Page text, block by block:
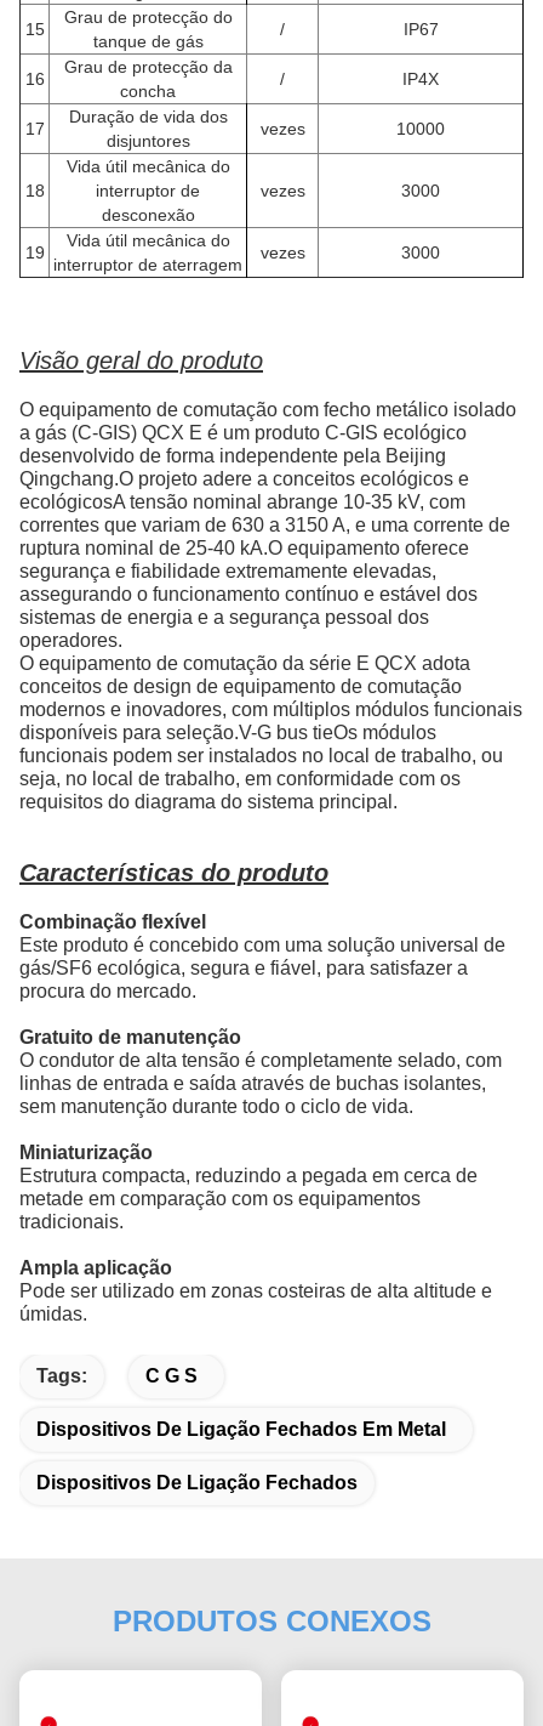
15
Grau de protecção do
tanque de gás
/ IP67
16
Grau de protecção da
concha
/ IP4X
17
Duração de vida dos
disjuntores
vezes 10000
18
Vida útil mecânica do
interruptor de
desconexão
vezes 3000
19
Vida útil mecânica do
interruptor de aterragem
vezes 3000
Visão geral do produto
O equipamento de comutação com fecho metálico isolado
a gás (C-GIS) QCX E é um produto C-GIS ecológico
desenvolvido de forma independente pela Beijing
Qingchang.O projeto adere a conceitos ecológicos e
ecológicosA tensão nominal abrange 10-35 kV, com
correntes que variam de 630 a 3150 A, e uma corrente de
ruptura nominal de 25-40 kA.O equipamento oferece
segurança e fiabilidade extremamente elevadas,
assegurando o funcionamento contínuo e estável dos
sistemas de energia e a segurança pessoal dos
operadores.
O equipamento de comutação da série E QCX adota
conceitos de design de equipamento de comutação
modernos e inovadores, com múltiplos módulos funcionais
disponíveis para seleção.V-G bus tieOs módulos
funcionais podem ser instalados no local de trabalho, ou
seja, no local de trabalho, em conformidade com os
requisitos do diagrama do sistema principal.
Características do produto
Combinação flexível
Este produto é concebido com uma solução universal de
gás/SF6 ecológica, segura e fiável, para satisfazer a
procura do mercado.
Gratuito de manutenção
O condutor de alta tensão é completamente selado, com
linhas de entrada e saída através de buchas isolantes,
sem manutenção durante todo o ciclo de vida.
Miniaturização
Estrutura compacta, reduzindo a pegada em cerca de
metade em comparação com os equipamentos
tradicionais.
Ampla aplicação
Pode ser utilizado em zonas costeiras de alta altitude e
úmidas.
Tags: C G S
Dispositivos De Ligação Fechados Em Metal
Dispositivos De Ligação Fechados
PRODUTOS CONEXOS